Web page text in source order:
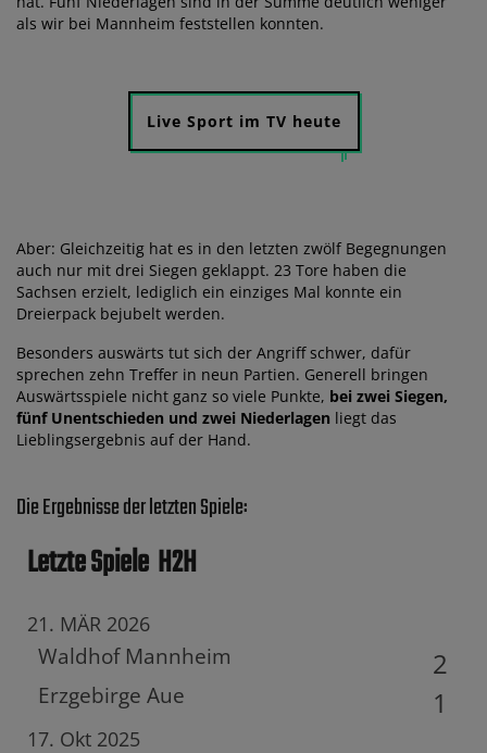
als wir bei Mannheim feststellen konnten.
Live Sport im TV heute
Aber: Gleichzeitig hat es in den letzten zwölf Begegnungen
auch nur mit drei Siegen geklappt. 23 Tore haben die
Sachsen erzielt, lediglich ein einziges Mal konnte ein
Dreierpack bejubelt werden.
Besonders auswärts tut sich der Angriff schwer, dafür
sprechen zehn Treffer in neun Partien. Generell bringen
Auswärtsspiele nicht ganz so viele Punkte, bei zwei Siegen,
fünf Unentschieden und zwei Niederlagen liegt das
Lieblingsergebnis auf der Hand.
Die Ergebnisse der letzten Spiele:
Letzte Spiele H2H
21. MÄR 2026
Waldhof Mannheim
Erzgebirge Aue
2
1
17. Okt 2025